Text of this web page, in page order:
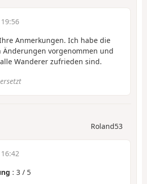
Anmerkungen. Ich habe die
Änderungen vorgenommen und
Wanderer zufrieden sind.
Roland53
: 3 / 5